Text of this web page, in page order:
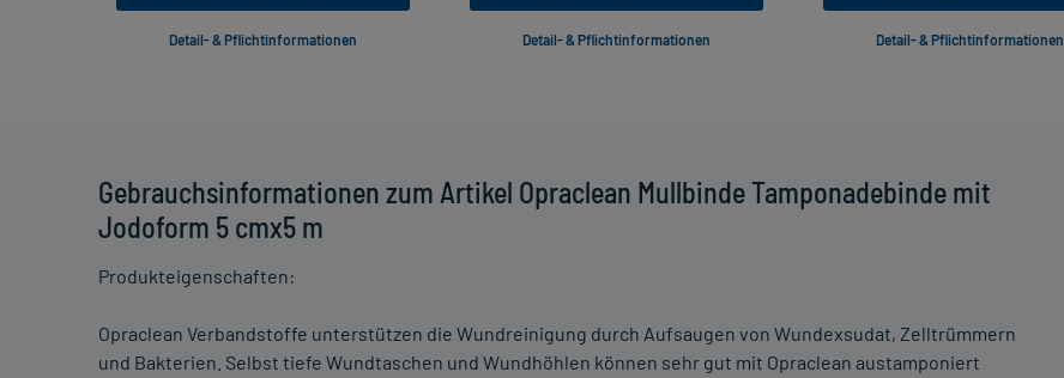
Gebrauchsinformationen zum Artikel Opraclean Mullbinde Tamponadebinde mit
Jodoform 5 cmx5 m
Produkteigenschaften:
Opraclean Verbandstoffe unterstützen die Wundreinigung durch Aufsaugen von Wundexsudat, Zelltrümmern
und Bakterien. Selbst tiefe Wundtaschen und Wundhöhlen können sehr gut mit Opraclean austamponiert
Detail- & Pflichtinformationen Detail- & Pflichtinformationen Detail- & Pflichtinformationen